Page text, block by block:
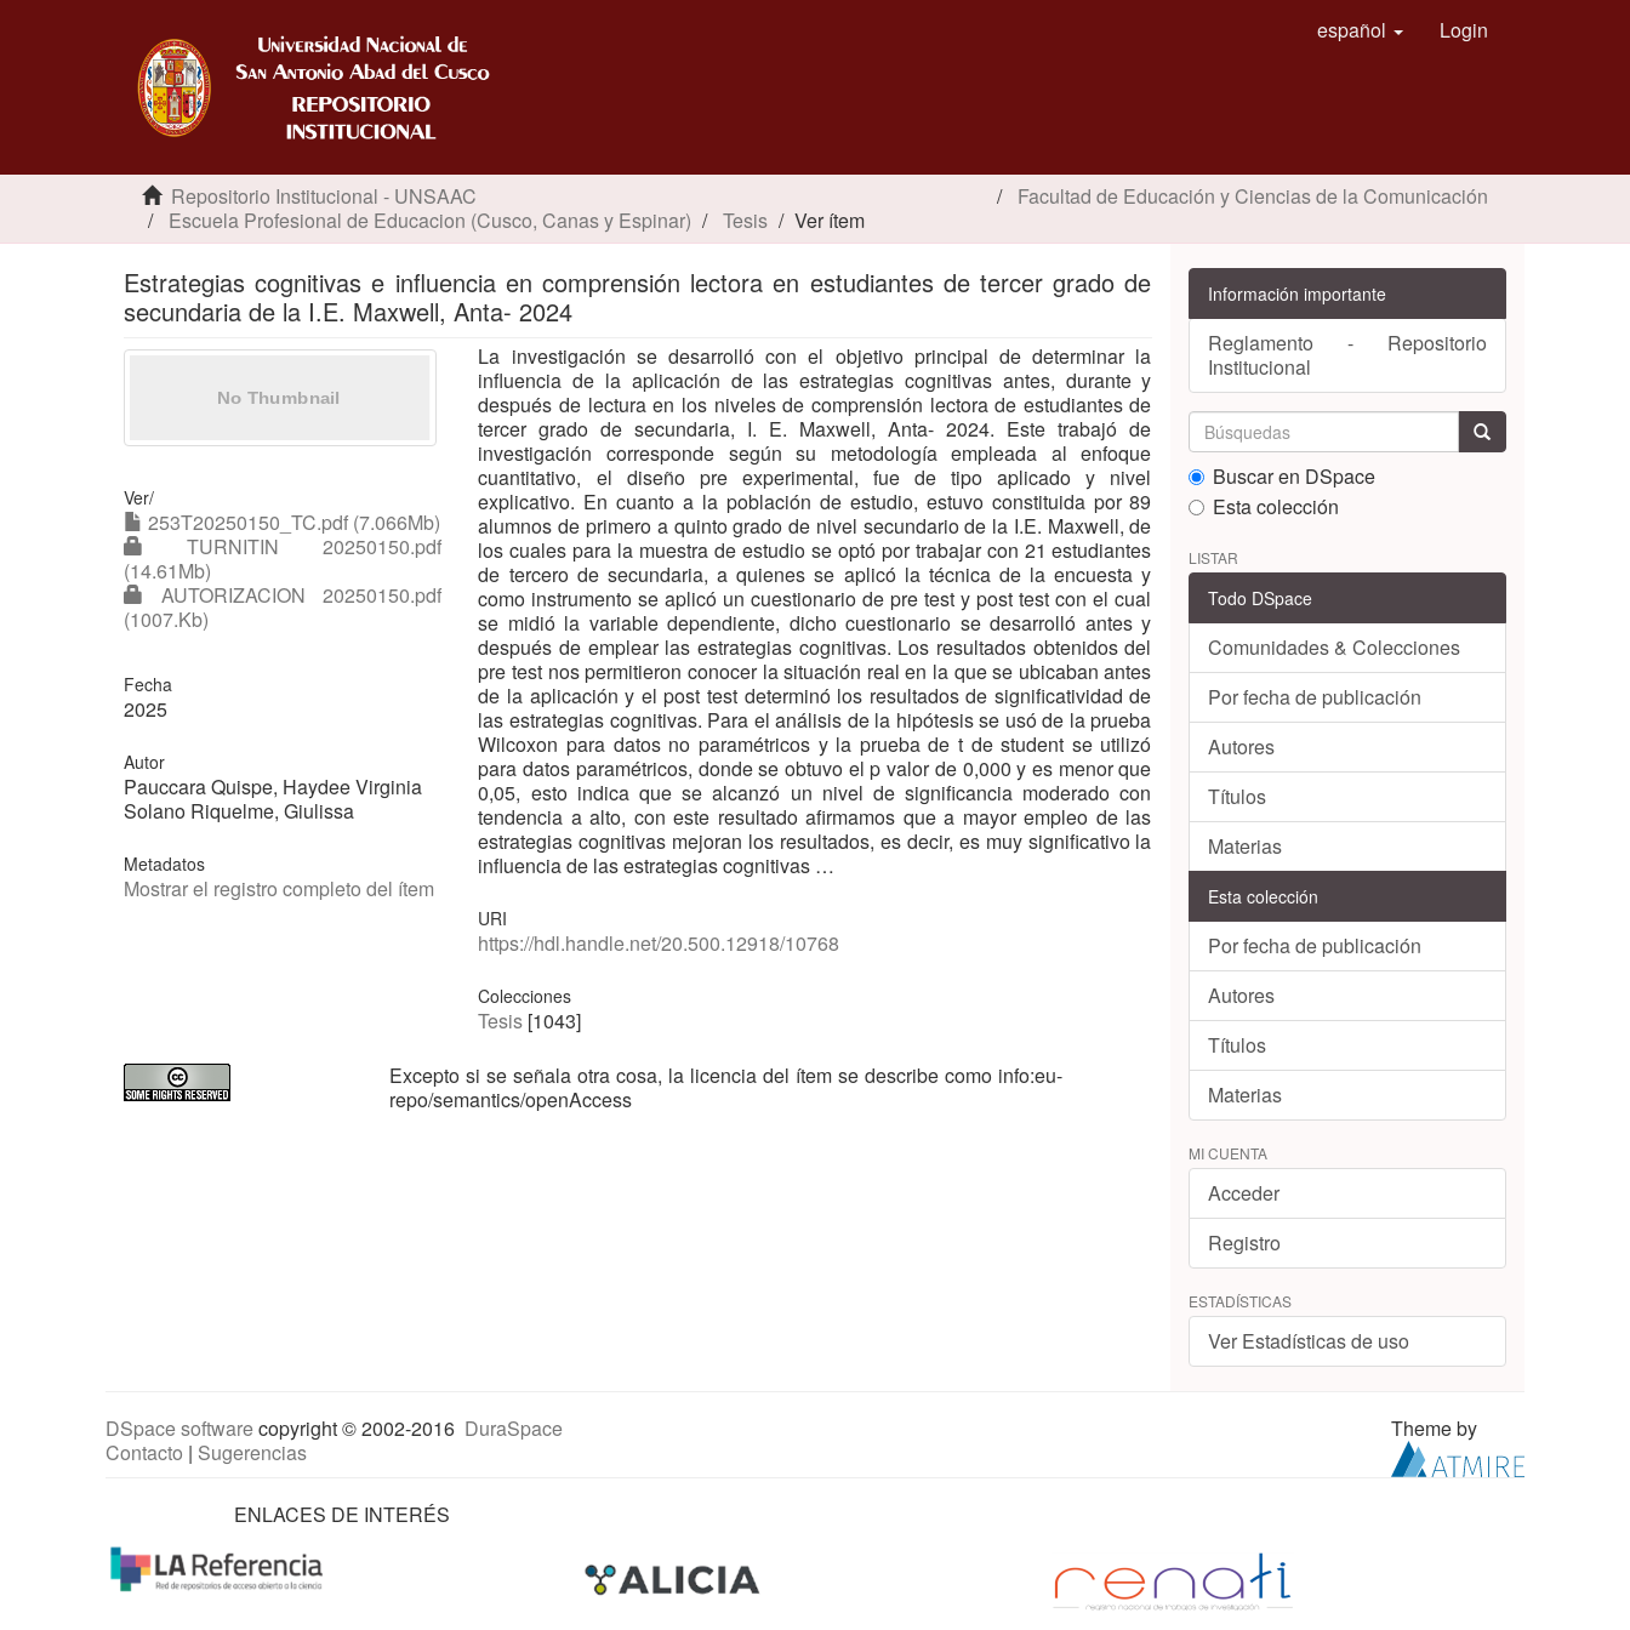
español Login
Repositorio Institucional - UNSAAC
Facultad de Educación y Ciencias de la Comunicación
Escuela Profesional de Educacion (Cusco, Canas y Espinar)
Tesis Ver ítem
Estrategias cognitivas e influencia en comprensión lectora en estudiantes de tercer grado de
secundaria de la I.E. Maxwell, Anta- 2024
Ver/
253T20250150_TC.pdf (7.066Mb)
TURNITIN 20250150.pdf
(14.61Mb)
AUTORIZACION 20250150.pdf
(1007.Kb)
Fecha
2025
Autor
Pauccara Quispe, Haydee Virginia
Solano Riquelme, Giulissa
Metadatos
Mostrar el registro completo del ítem
La investigación se desarrolló con el objetivo principal de determinar la
influencia de la aplicación de las estrategias cognitivas antes, durante y
después de lectura en los niveles de comprensión lectora de estudiantes de
tercer grado de secundaria, I. E. Maxwell, Anta- 2024. Este trabajó de
investigación corresponde según su metodología empleada al enfoque
cuantitativo, el diseño pre experimental, fue de tipo aplicado y nivel
explicativo. En cuanto a la población de estudio, estuvo constituida por 89
alumnos de primero a quinto grado de nivel secundario de la I.E. Maxwell, de
los cuales para la muestra de estudio se optó por trabajar con 21 estudiantes
de tercero de secundaria, a quienes se aplicó la técnica de la encuesta y
como instrumento se aplicó un cuestionario de pre test y post test con el cual
se midió la variable dependiente, dicho cuestionario se desarrolló antes y
después de emplear las estrategias cognitivas. Los resultados obtenidos del
pre test nos permitieron conocer la situación real en la que se ubicaban antes
de la aplicación y el post test determinó los resultados de significatividad de
las estrategias cognitivas. Para el análisis de la hipótesis se usó de la prueba
Wilcoxon para datos no paramétricos y la prueba de t de student se utilizó
para datos paramétricos, donde se obtuvo el p valor de 0,000 y es menor que
0,05, esto indica que se alcanzó un nivel de significancia moderado con
tendencia a alto, con este resultado afirmamos que a mayor empleo de las
estrategias cognitivas mejoran los resultados, es decir, es muy significativo la
influencia de las estrategias cognitivas …
URI
https://hdl.handle.net/20.500.12918/10768
Colecciones
Tesis [1043]
Excepto si se señala otra cosa, la licencia del ítem se describe como info:eu-
repo/semantics/openAccess
Información importante
Reglamento - Repositorio
Institucional
Buscar en DSpace
Esta colección
LISTAR
Todo DSpace
Comunidades & Colecciones
Por fecha de publicación
Autores
Títulos
Materias
Esta colección
Por fecha de publicación
Autores
Títulos
Materias
MI CUENTA
Acceder
Registro
ESTADÍSTICAS
Ver Estadísticas de uso
DSpace softwarecopyright © 2002-2016 DuraSpace
Contacto | Sugerencias
Theme by
ENLACES DE INTERÉS